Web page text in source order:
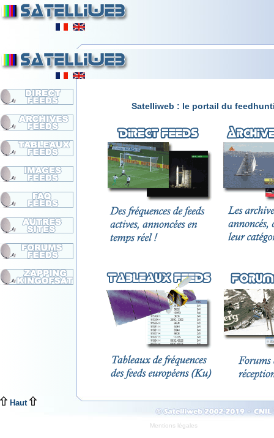
Satelliweb : le portail du
Haut
Mentions légales